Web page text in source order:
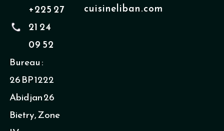
+225 27
21 24
09 52
Bureau :
26 BP 1222
Abidjan 26
Bietry, Zone
cuisineliban.com